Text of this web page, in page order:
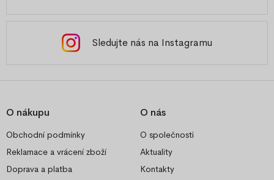
Sledujte nás na Instagramu
O nákupu
Obchodní podmínky
Reklamace a vrácení zboží
Doprava a platba
O nás
O společnosti
Aktuality
Kontakty